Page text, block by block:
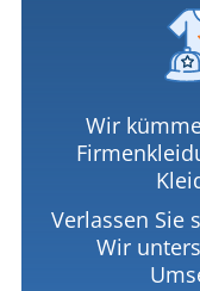
Wir
Verlassen Sie
Wir